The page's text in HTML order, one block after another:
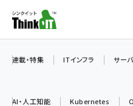
ン
連載・特集 ITインフラ サー
AI・人工知能 Kubernetes